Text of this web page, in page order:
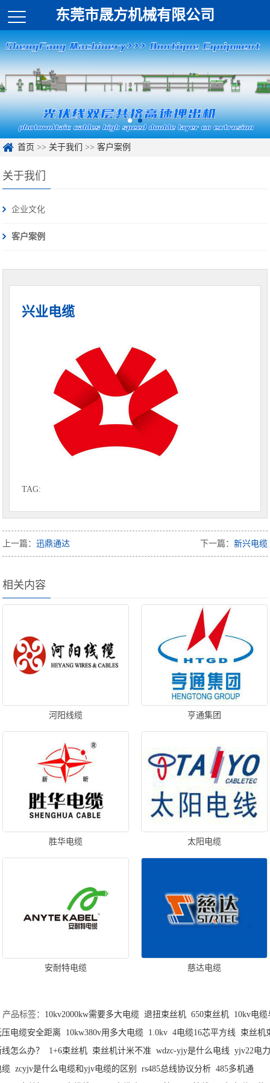
东莞市晟方机械有限公司
首页 >> 关于我们 >>客户案例
关于我们
企业文化
客户案例
兴业电缆
TAG:
上一篇：迅鼎通达 下一篇： 新兴电缆
相关内容
河阳线缆 亨通集团
胜华电缆 太阳电缆
安耐特电缆 慈达电缆
产品标签： 10kv2000kw需要多大电缆 退扭束丝机 650束丝机 10kv电缆
压电缆安全距离
10kw380v用多大电缆 1.0kv 4电缆16芯平方线 束丝机
怎么办？
1+6束丝机 束丝机计米不准 wdzc-yjy是什么电线 yjv22电
缆 zcyjv是什么电缆和yjv电缆的区别 rs485总线协议分析 485多机通